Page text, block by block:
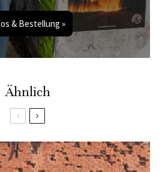
& Bestellung »
Ähnlich